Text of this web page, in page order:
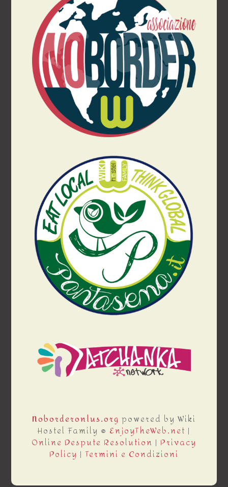
Noborderonlus.org powered by Wiki
Hostel Family ® EnjoyTheWeb.net |
Online Despute Resolution | Privacy
Policy | Termini e Condizioni